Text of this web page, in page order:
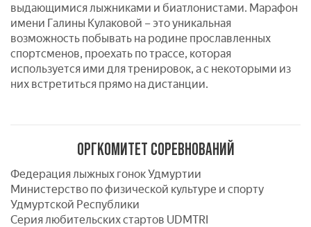
выдающимися лыжниками и биатлонистами. Марафон
имени Галины Кулаковой – это уникальная
возможность побывать на родине прославленных
спортсменов, проехать по трассе, которая
используется ими для тренировок, а с некоторыми из
них встретиться прямо на дистанции.
ОРГКОМИТЕТ СОРЕВНОВАНИЙ
Федерация лыжных гонок Удмуртии
Министерство по физической культуре и спорту
Удмуртской Республики
Серия любительских стартов UDMTRI